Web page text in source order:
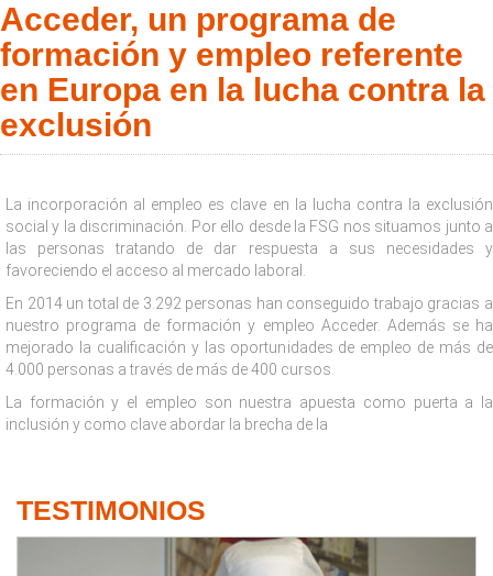
Acceder, un programa de
formación y empleo referente
en Europa en la lucha contra la
exclusión
La incorporación al empleo es clave en la lucha contra la exclusión
social y la discriminación. Por ello desde la FSG nos situamos junto a
las personas tratando de dar respuesta a sus necesidades y
favoreciendo el acceso al mercado laboral.
En 2014 un total de 3.292 personas han conseguido trabajo gracias a
nuestro programa de formación y empleo Acceder. Además se ha
mejorado la cualificación y las oportunidades de empleo de más de
4.000 personas a través de más de 400 cursos.
La formación y el empleo son nuestra apuesta como puerta a la
inclusión y como clave abordar la brecha de la
TESTIMONIOS